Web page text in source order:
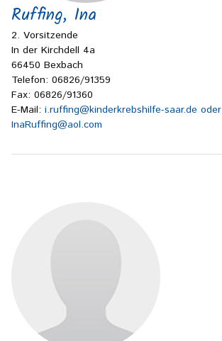
Ruffing, Ina
2. Vorsitzende
In der Kirchdell 4a
66450 Bexbach
Telefon: 06826/91359
Fax: 06826/91360
E-Mail: i.ruffing@kinderkrebshilfe-saar.de oder
InaRuffing@aol.com